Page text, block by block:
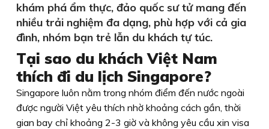
khám phá ẩm thực, đảo quốc sư tử mang đến
nhiều trải nghiệm đa dạng, phù hợp với cả gia
đình, nhóm bạn trẻ lẫn du khách tự túc.
Tại sao du khách Việt Nam
thích đi du lịch Singapore?
Singapore luôn nằm trong nhóm điểm đến nước ngoài
được người Việt yêu thích nhờ khoảng cách gần, thời
gian bay chỉ khoảng 2-3 giờ và không yêu cầu xin visa